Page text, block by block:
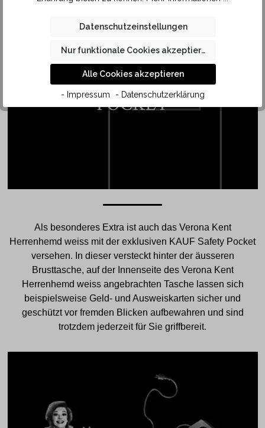
SAFETY
POCKET
Als besonderes Extra ist auch das Verona Kent
Herrenhemd weiss mit der exklusiven KAUF Safety Pocket
versehen. In dieser versteckt hinter der äusseren
Brusttasche, auf der Innenseite des Verona Kent
Herrenhemd weiss angebrachten Tasche lassen sich
beispielsweise Geld- und Ausweiskarten sicher und
geschützt vor fremden Blicken aufbewahren und sind
trotzdem jederzeit für Sie griffbereit.
Datenschutzeinstellungen
Nur funktionale Cookies akzeptieren
Alle Cookies akzeptieren
- Impressum - Datenschutzerklärung